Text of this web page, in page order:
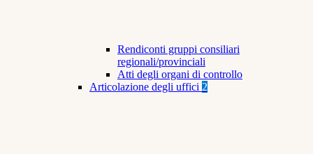
Rendiconti gruppi consiliari
regionali/provinciali
Atti degli organi di controllo
Articolazione degli uffici 2